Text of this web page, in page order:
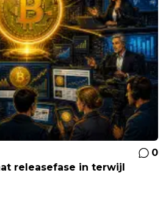
0
releasefase in terwijl